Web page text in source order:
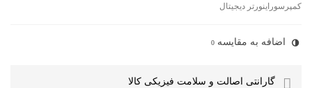
کمپرسوراینورتر دیجیتال
اضافه به مقایسه 0
گارانتی اصالت و سلامت فیزیکی کالا